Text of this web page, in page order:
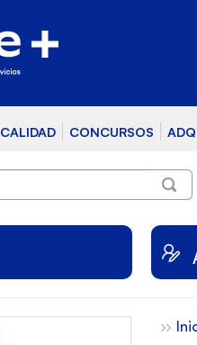
CALIDAD CONCURSOS